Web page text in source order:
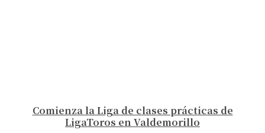
Comienza la Liga de clases prácticas de
LigaToros en Valdemorillo